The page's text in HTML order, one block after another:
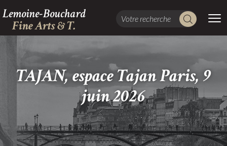
Lemoine-Bouchard
Fine Arts & T.
TAJAN, espace Tajan Paris, 9
juin 2026